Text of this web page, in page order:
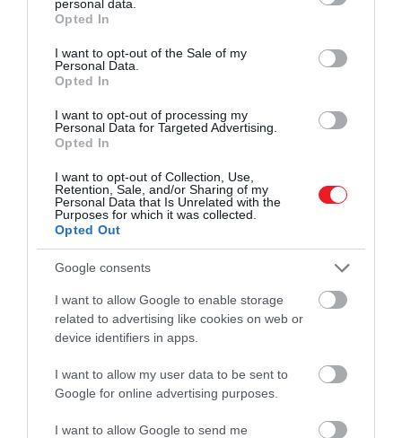
grant or deny consent to Google and its third-party tags to
use your data for below specified purposes in below Google
consent section.
personal data.
Opted In
I want to opt-out of the Sale of my
Personal Data.
Opted In
I want to opt-out of processing my
Personal Data for Targeted Advertising.
Opted In
I want to opt-out of Collection, Use,
Retention, Sale, and/or Sharing of my
Personal Data that Is Unrelated with the
Purposes for which it was collected.
Opted Out
Google consents
I want to allow Google to enable storage
related to advertising like cookies on web or
device identifiers in apps.
I want to allow my user data to be sent to
Google for online advertising purposes.
I want to allow Google to send me
De ha mindez nem lenne elég, a jövőben az ázsiai
objektumok, aszteroidák vizsgálata felé veszi az irányt.
Mindezek mellett a kínai űrkutatás szeretne
juttatni a Marsra, a Mars és Jupiter közötti
valamint a Jupiter holdjaira is.